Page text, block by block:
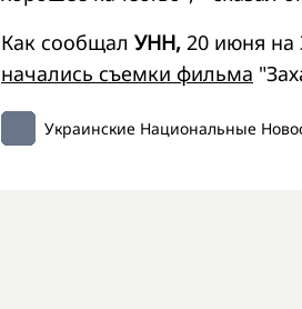
Как сообщал УНН, 20 июня на
начались съемки фильма
Украинские Национальные